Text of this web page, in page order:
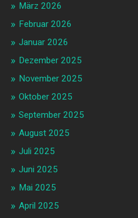
März 2026
Februar 2026
Januar 2026
Dezember 2025
November 2025
Oktober 2025
September 2025
August 2025
Juli 2025
Juni 2025
Mai 2025
April 2025